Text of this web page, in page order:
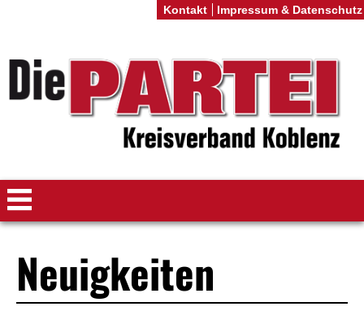
Neuigkeiten
Kontakt Impressum & Datenschutz